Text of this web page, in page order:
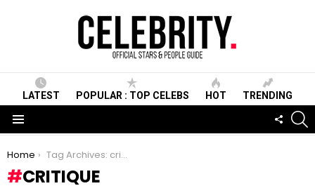
LATEST POPULAR : TOP CELEBS HOT TRENDING
You are here:
Home Tag Archives: critique
CRITIQUE